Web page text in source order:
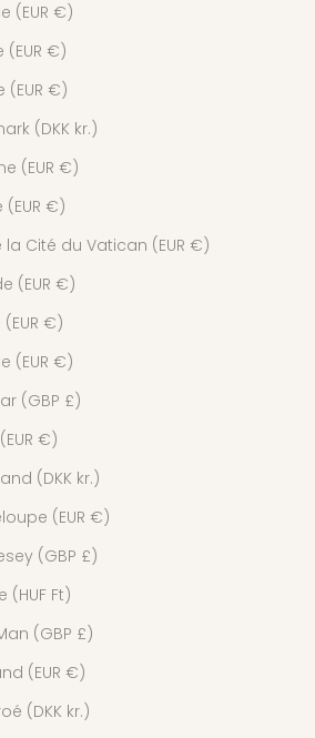
(EUR €)
(EUR €)
(EUR €)
(DKK kr.)
(EUR €)
(EUR €)
la Cité du Vatican (EUR €)
(EUR €)
€)
(EUR €)
(GBP £)
€)
(DKK kr.)
(EUR €)
(GBP £)
(HUF Ft)
(GBP £)
(EUR €)
(DKK kr.)